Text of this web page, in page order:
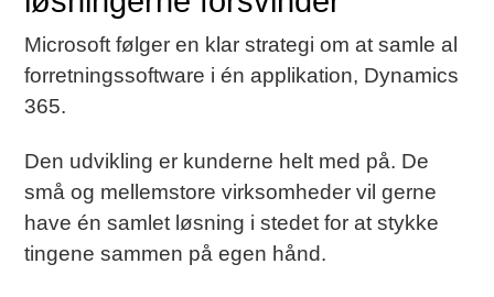
Microsoft følger en klar strategi om at samle al
forretningssoftware i én applikation, Dynamics
365.
Den udvikling er kunderne helt med på. De
små og mellemstore virksomheder vil gerne
have én samlet løsning i stedet for at stykke
tingene sammen på egen hånd.